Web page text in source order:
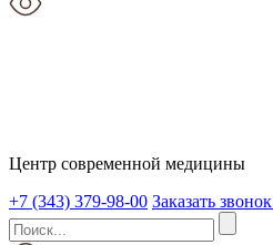
Центр современной медицины
+7 (343) 379-98-00 Заказать звонок